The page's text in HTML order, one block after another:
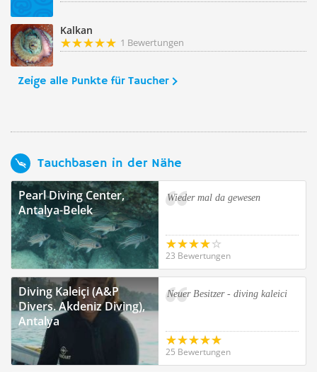
Kalkan
1 Bewertungen
Zeige alle Punkte für Taucher
Tauchbasen in der Nähe
Pearl Diving Center,
Antalya-Belek
Wieder mal da gewesen
23 Bewertungen
Diving Kaleiçi (A&P
Divers. Akdeniz Diving),
Antalya
Neuer Besitzer - diving kaleici
25 Bewertungen